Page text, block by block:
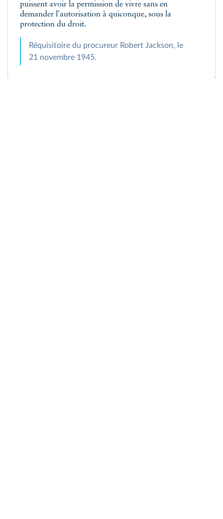
puissent avoir la permission de vivre sans en
demander l'autorisation à quiconque, sous la
protection du droit.
Réquisitoire du procureur Robert Jackson, le
21 novembre 1945.